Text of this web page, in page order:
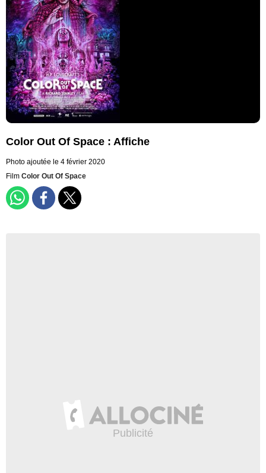
Color Out Of Space : Affiche
Photo ajoutée le 4 février 2020
Film Color Out Of Space